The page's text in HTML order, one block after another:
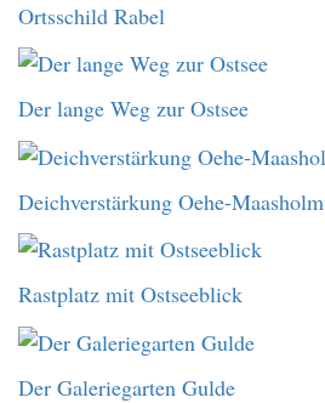
Ortsschild Rabel
Der lange Weg zur Ostsee
Deichverstärkung Oehe-Maasholm
Rastplatz mit Ostseeblick
Der Galeriegarten Gulde